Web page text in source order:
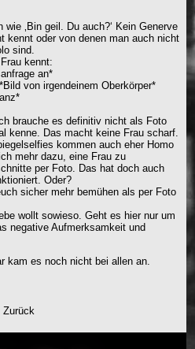
‚Bin geil. Du auch?‘ Kein Generve
kennt oder von denen man auch nicht
sind.
kennt:
an*
von irgendeinem Oberkörper*
brauche es definitiv nicht als Foto
kenne. Das macht keine Frau scharf.
kommen auch eher Homo
mehr dazu, eine Frau zu
per Foto. Das hat doch auch
Oder?
sicher mehr bemühen als per Foto
wollt sowieso. Geht es hier nur um
negative Aufmerksamkeit und
kam es noch nicht bei allen an.
Zurück